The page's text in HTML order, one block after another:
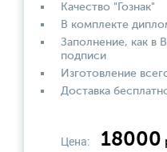
Качество "Гознак"
В комплекте
Заполнение, как в
подписи
Изготовление
Доставка
Цена: 18000